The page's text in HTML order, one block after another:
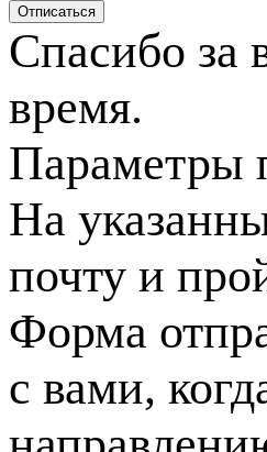
Спасибо
время.
Параметры
На
почту и
Форма
с вами,